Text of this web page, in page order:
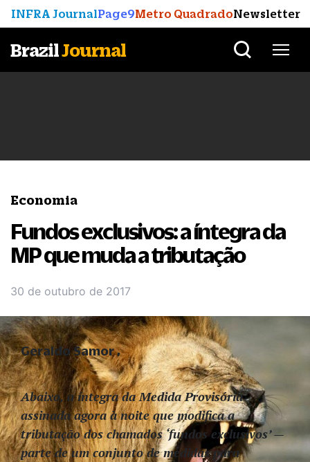
INFRA JournalPage9Metro QuadradoNewsletter
BrazilJournal
Economia
Fundos exclusivos: a íntegra da
MP que muda a tributação
30 de outubro de 2017
Abaixo, a íntegra da Medida Provisória
assinada agora à noite que modifica a
tributação dos chamados ‘fundos exclusivos’ —
parte de um conjunto de medidas para
Geraldo Samor